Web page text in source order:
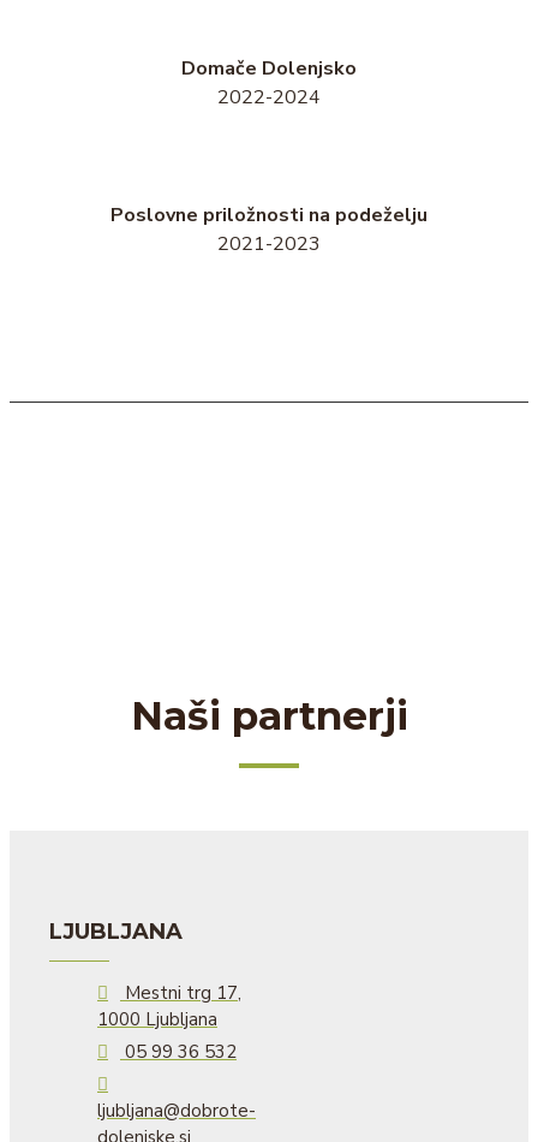
Domače Dolenjsko
2022-2024
Poslovne priložnosti na podeželju
2021-2023
Naši partnerji
LJUBLJANA
Mestni trg 17,
1000 Ljubljana
05 99 36 532
ljubljana@dobrote-
dolenjske.si